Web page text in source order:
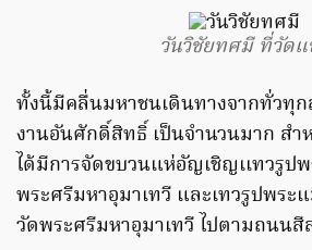
วันวิชัยทศมี ที่วัด
ทั้งนี้มีคลื่นมหาชนเดินทางจากทั่วทุก
งานอันศักดิ์สิทธิ์ เป็นจำนวนมาก สำ
ได้มีการจัดขบวนแห่อัญเชิญเเทวรูป
พระศรีมหาอุมาเทวี และเทวรูปพระ
วัดพระศรีมหาอุมาเทวี ไปตามถนนสี